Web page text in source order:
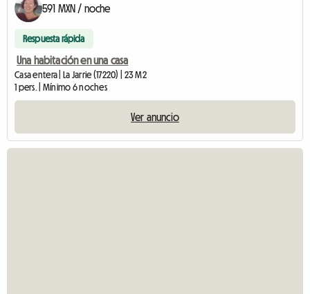
591 MXN / noche
Respuesta rápida
Una habitación en una casa
Casa entera | La Jarrie (17220) | 23 M2
1 pers. | Mínimo 6 noches
Ver anuncio